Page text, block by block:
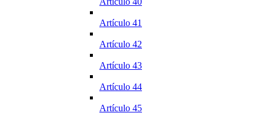
Artículo 41
Artículo 42
Artículo 43
Artículo 44
Artículo 45